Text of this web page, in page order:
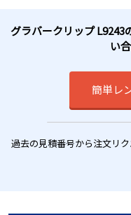
グラバークリップ
い
簡単レ
過去の見積番号から注文リ